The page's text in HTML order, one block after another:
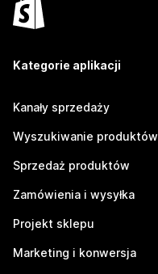
Kategorie aplikacji
Kanały sprzedaży
Wyszukiwanie produktów
Sprzedaż produktów
Zamówienia i wysyłka
Projekt sklepu
Marketing i konwersja